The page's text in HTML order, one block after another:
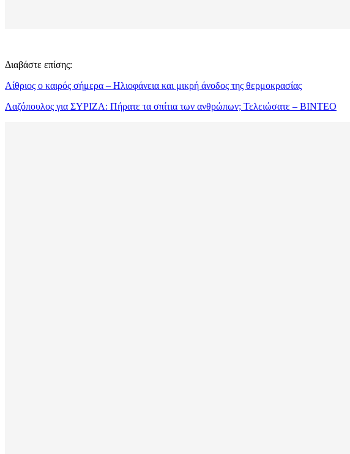
Διαβάστε επίσης:
Αίθριος ο καιρός σήμερα – Ηλιοφάνεια και μικρή άνοδος της θερμοκρασίας
Λαζόπουλος για ΣΥΡΙΖΑ: Πήρατε τα σπίτια των ανθρώπων; Τελειώσατε – ΒΙΝΤΕΟ